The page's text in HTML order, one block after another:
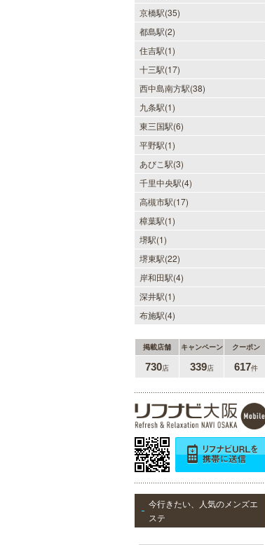
京橋駅(35)
都島駅(2)
住吉駅(1)
十三駅(17)
西中島南方駅(38)
九条駅(1)
東三国駅(6)
平野駅(1)
あびこ駅(3)
千里中央駅(4)
高槻市駅(17)
樟葉駅(1)
堺駅(1)
堺東駅(22)
岸和田駅(4)
深井駅(1)
布施駅(4)
掲載店舗 キャンペーン クーポン
730店 339店 617件
今行きたい、人気のメンズエ
ステ
LA BELLA 日本橋・堺筋本
町・谷町ルーム（ラベーラ）
若い女性にはない大人の魅力を存分
に味わってくださいませ。またプラ
イベートルームにお越し頂くのが難
しい方でも出張での対応もしており
ますので何なりとお申し付けくださ
い。
癒しのお部屋で優しいママが、僕を
お待ちしています。実家に帰ったよ
うにくつろいで、暖かな母の愛に包
最高の癒しが貴方を待っています。
美魔女セラピー 梅田店
れた美魔女による究極の癒しをご堪
能ください。
ヒルガオ
30代40代50代のミセスが日常を忘
れ、限られた時間の中で、時にプロ
フェッショナルに、時に恋人らしく
大人セラピストの魅力を存分に発揮
します。